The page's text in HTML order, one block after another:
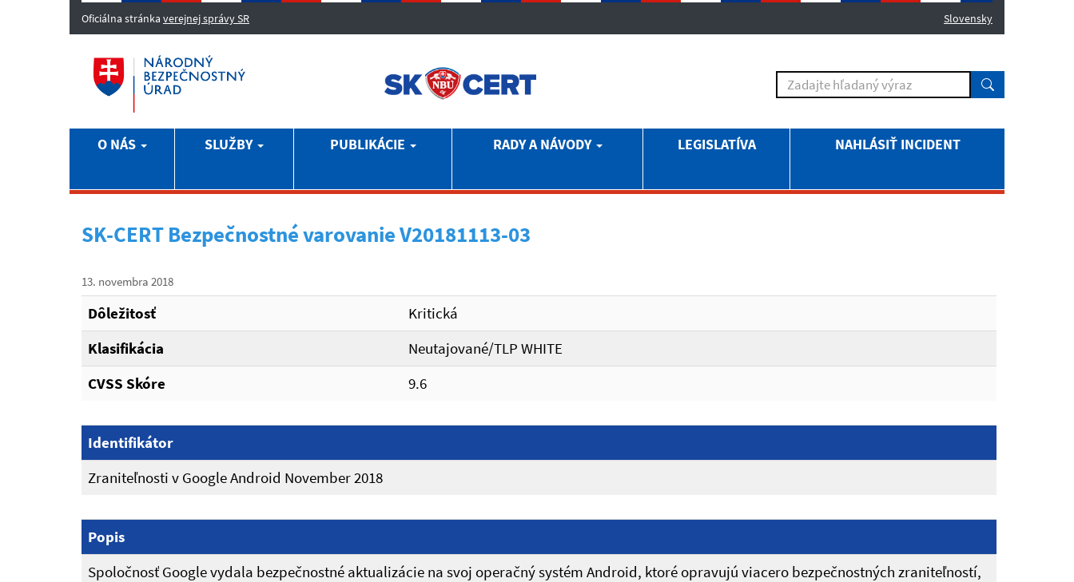
Oficiálna stránka verejnej správy SR Slovensky
O NÁS SLUŽBY PUBLIKÁCIE RADY A NÁVODY LEGISLATÍVA NAHLÁSIŤ INCIDENT
SK-CERT Bezpečnostné varovanie V20181113-03
13. novembra 2018
Dôležitosť
Kritická
Klasifikácia
Neutajované/TLP WHITE
CVSS Skóre
9.6
Identifikátor
Zraniteľnosti v Google Android November 2018
Popis
Spoločnosť Google vydala bezpečnostné aktualizácie na svoj operačný systém Android, ktoré opravujú viacero bezpečnostných zraniteľností,